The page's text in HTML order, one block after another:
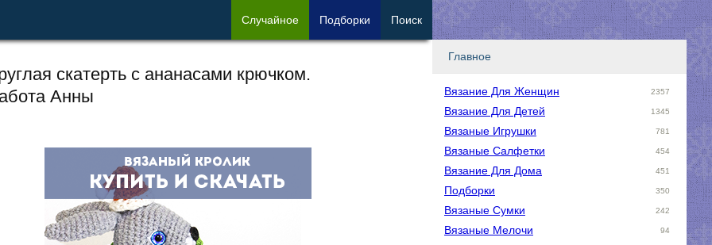
скатерть с ананасами крючком.
Анны
Главное
Вязание Для Женщин 2357
Вязание Для Детей 1345
Вязаные Игрушки 781
Вязаные Салфетки 454
Вязание Для Дома 451
Подборки 350
Вязаные Сумки 242
Вязаные Мелочи 94
Случайное Подборки Поиск